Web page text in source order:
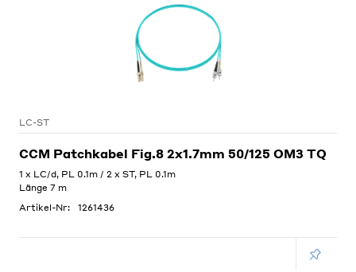
LC-ST
CCM Patchkabel Fig.8 2x1.7mm 50/125 OM3 TQ
1 x LC/d, PL 0.1m / 2 x ST, PL 0.1m
Länge 7 m
Artikel-Nr:
1261436